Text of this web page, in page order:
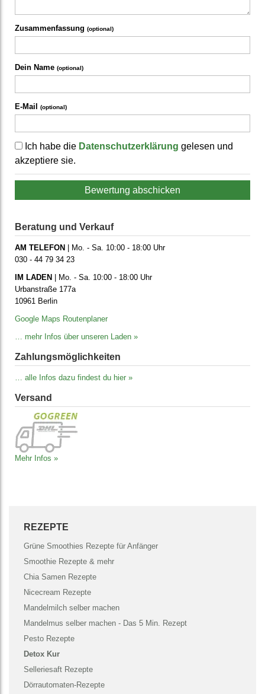
Zusammenfassung (optional)
Dein Name (optional)
E-Mail (optional)
Ich habe die Datenschutzerklärung gelesen und
akzeptiere sie.
Bewertung abschicken
Beratung und Verkauf
AM TELEFON
| Mo. - Sa. 10:00 - 18:00 Uhr
030 - 44 79 34 23
IM LADEN
| Mo. - Sa. 10:00 - 18:00 Uhr
Urbanstraße 177a
10961 Berlin
Google Maps Routenplaner
… mehr Infos über unseren Laden »
Zahlungs­möglich­keiten
… alle Infos dazu findest du hier »
Versand
Mehr Infos »
REZEPTE
Grüne Smoothies Rezepte für Anfänger
Smoothie Rezepte & mehr
Chia Samen Rezepte
Nicecream Rezepte
Mandelmilch selber machen
Mandelmus selber machen - Das 5 Min. Rezept
Pesto Rezepte
Detox Kur
Selleriesaft Rezepte
Dörrautomaten-Rezepte